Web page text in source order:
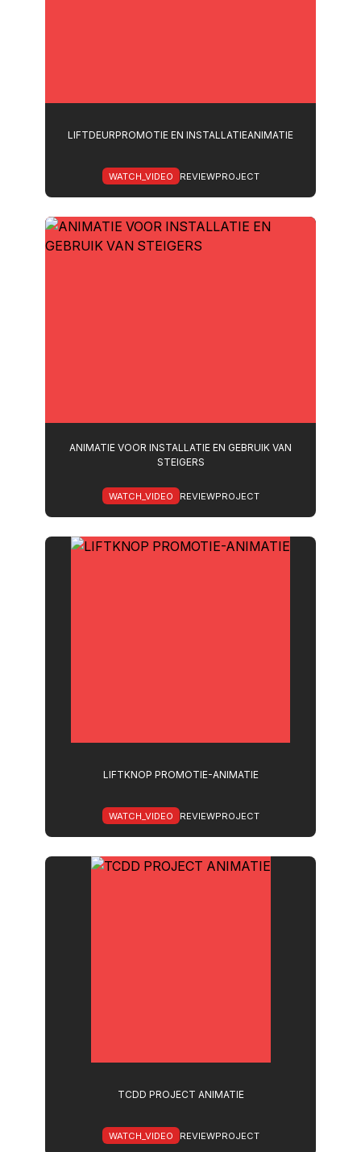
LIFTDEURPROMOTIE EN INSTALLATIEANIMATIE
WATCH_VIDEO REVIEWPROJECT
ANIMATIE VOOR INSTALLATIE EN GEBRUIK VAN
STEIGERS
WATCH_VIDEO REVIEWPROJECT
LIFTKNOP PROMOTIE-ANIMATIE
WATCH_VIDEO REVIEWPROJECT
TCDD PROJECT ANIMATIE
WATCH_VIDEO REVIEWPROJECT